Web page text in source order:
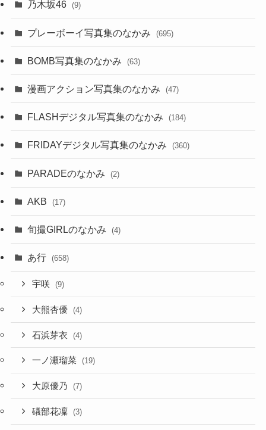
乃木坂46 (9)
プレーボーイ写真集のなかみ (695)
BOMB写真集のなかみ (63)
漫画アクション写真集のなかみ (47)
FLASHデジタル写真集のなかみ (184)
FRIDAYデジタル写真集のなかみ (360)
PARADEのなかみ (2)
AKB (17)
旬撮GIRLのなかみ (4)
あ行 (658)
宇咲 (9)
大熊杏優 (4)
石浜芽衣 (4)
一ノ瀬瑠菜 (19)
大原優乃 (7)
礒部花凜 (3)